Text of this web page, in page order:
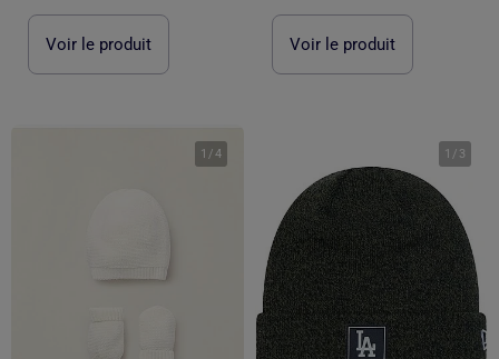
Voir le produit Voir le produit
1 /4 1 / 3